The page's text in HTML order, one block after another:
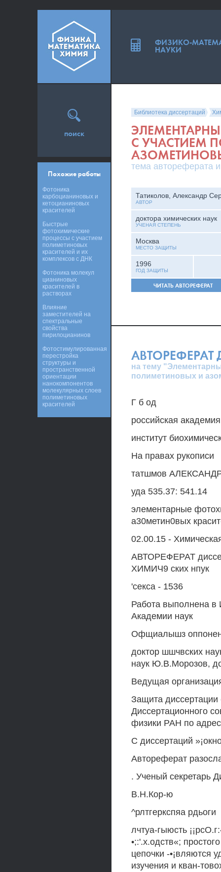
Библиотека диссертаций
С УЧАСТИЕМ
тема автореферата
Татиколов, Александр
АВТОР
доктора химических наук
УЧЕНАЯ СТЕПЕНЬ
Москва
МЕСТО ЗАЩИТЫ
1996
ГОД ЗАЩИТЫ
ЧИТАТЬ АВТОРЕФЕРАТ
АВТОРЕФЕРАТ
на тему
полиметиновых и
Г б од
российская
институт
На правах рукописи
татшмов АЛЕКСАНДР
уда 535.37: 541.14
элементарные
а30метин0вых
02.00.15 -
АВТОРЕФЕРАТ
ХИМИЧ9 ских нпук
'секса - 1536
Работа выполнена в
Академии наук
Офщиалышз
доктор шшчвских
наук Ю.В.Морозов,
Ведущая
Защита диссертации
Диссертационного
физики РАН по
С диссертаций
Автореферат
. Ученый секретарь
В.Н.Кор-ю
^рлтгеркспяа рдьоги
лчтуа-гыюсть
•;:'.х.одств«;
цепочки -•¡вляются
изучения и кван-
поиск
Похожие работы
Фотоника
карбоцианиновых и
кетоцианиновых
красителей
Быстрые
фотохимические
процессы с участием
полиметиновых
красителей и их
комплексов с ДНК
Фотоника молекул
цианиновых
красителей в
растворах
Влияние
заместителей на
спектральные
свойства
пирилоцианинов
Фотостимулированная
перестройка
структуры и
пространственной
ориентации
нанокомпонентов
молекулярных слоев
полиметиновых
красителей
ФИЗИКО-
НАУКИ